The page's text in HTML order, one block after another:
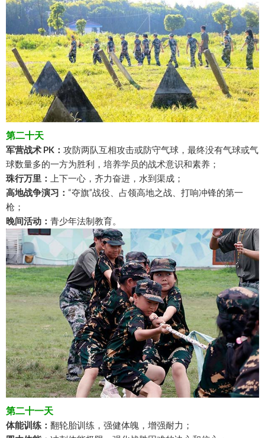
第二十天
军营战术 PK： 攻防两队互相攻击或防守气球，最终没有气球或气
球数量多的一方为胜利，培养学员的战术意识和素养；
珠行万里：
上下一心，齐力奋进，水到渠成；
高地战争演习： “夺旗”战役、占领高地之战、打响冲锋的第一
枪；
晚间活动： 青少年法制教育。
第二十一天
体能训练： 翻轮胎训练，强健体魄，增强耐力；